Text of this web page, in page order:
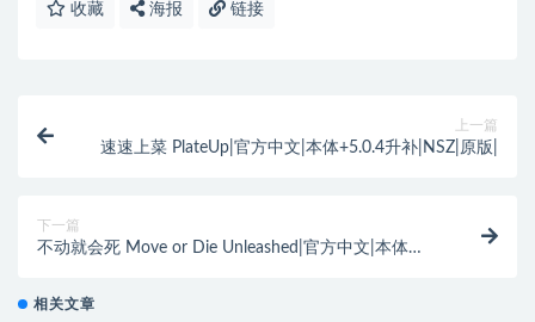
收藏 海报 链接
上一篇
速速上菜 PlateUp|官方中文|本体+5.0.4升补|NSZ|原版|
下一篇
不动就会死 Move or Die Unleashed|官方中文|本体
相关文章